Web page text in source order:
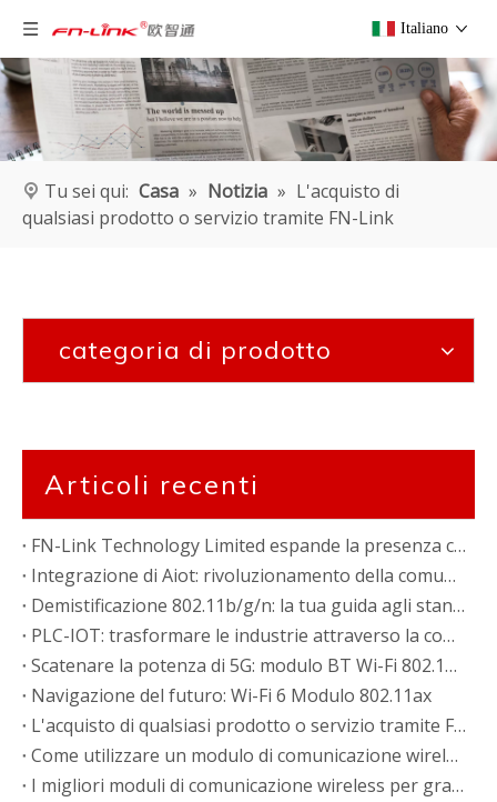
Italiano
Tu sei qui: Casa » Notizia » L'acquisto di
qualsiasi prodotto o servizio tramite FN-Link
categoria di prodotto
Articoli recenti
FN-Link Technology Limited espande la presenza con la nuova fabbrica in Vietnam
Integrazione di Aiot: rivoluzionamento della comunicazione wireless
Demistificazione 802.11b/g/n: la tua guida agli standard wireless
PLC-IOT: trasformare le industrie attraverso la comunicazione della linea elettrica
Scatenare la potenza di 5G: modulo BT Wi-Fi 802.11a/AC
Navigazione del futuro: Wi-Fi 6 Modulo 802.11ax
L'acquisto di qualsiasi prodotto o servizio tramite FN-Link
Come utilizzare un modulo di comunicazione wireless per migliorare le esperienze VRAR
I migliori moduli di comunicazione wireless per grandi luoghi ed eventi